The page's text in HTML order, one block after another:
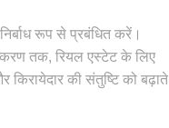
रूप से प्रबंधित करें।
तक, रियल एस्टेट के लिए
किरायेदार की संतुष्टि को बढ़ाते